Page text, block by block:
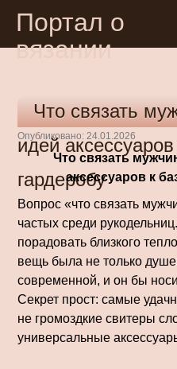
Портал о
вязании
Что связать
идей
гардеробу
Опубликовано: 24.01.2026
Что связать
аксессуаров к
Вопрос «что связать
частых среди
порадовать близкого
вещь была не только
современной, и он бы
Секрет прост: самые
не громоздкие свитеры
универсальные